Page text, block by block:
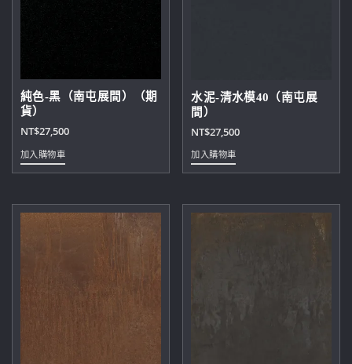
純色-黑（南屯展間）（期
貨）
NT$27,500
加入購物車
水泥-清水模40（南屯展
間）
NT$27,500
加入購物車